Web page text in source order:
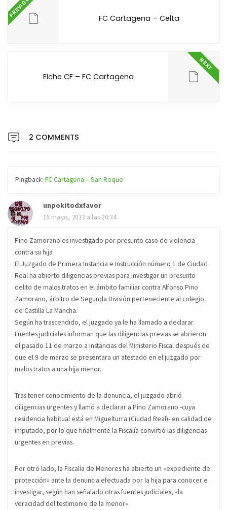
PREVIOUS FC Cartagena – Celta
NEXT
Elche CF – FC Cartagena
2 COMMENTS
Pingback:FC Cartagena – San Roque
unpokitodxfavor
16 mayo, 2013 a las 20:34
Pino Zamorano es investigado por presunto caso de violencia
contra su hija
El Juzgado de Primera Instancia e Instrucción número 1 de Ciudad
Real ha abierto diligencias previas para investigar un presunto
delito de malos tratos en el ámbito familiar contra Alfonso Pino
Zamorano, árbitro de Segunda División perteneciente al colegio
de Castilla La Mancha.
Según ha trascendido, el juzgado ya le ha llamado a declarar.
Fuentes judiciales informan que las diligencias previas se abrieron
el pasado 11 de marzo a instancias del Ministerio Fiscal después de
que el 9 de marzo se presentara un atestado en el juzgado por
malos tratos a una hija menor.
Tras tener conocimiento de la denuncia, el juzgado abrió
diligencias urgentes y llamó a declarar a Pino Zamorano -cuya
residencia habitual está en Miguelturra (Ciudad Real)- en calidad de
imputado, por lo que finalmente la Fiscalía convirtió las diligencias
urgentes en previas.
Por otro lado, la Fiscalía de Menores ha abierto un «expediente de
protección» ante la denuncia efectuada por la hija para conocer e
investigar, según han señalado otras fuentes judiciales, «la
veracidad del testimonio de la menor».